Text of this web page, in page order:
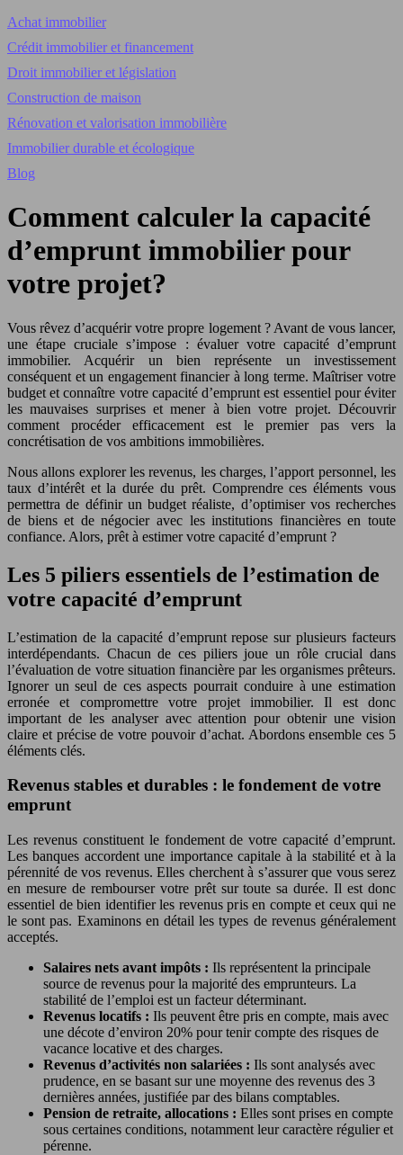
Achat immobilier
Crédit immobilier et financement
Droit immobilier et législation
Construction de maison
Rénovation et valorisation immobilière
Immobilier durable et écologique
Blog
Comment calculer la capacité
d’emprunt immobilier pour
votre projet?
Vous rêvez d’acquérir votre propre logement ? Avant de vous lancer,
une étape cruciale s’impose : évaluer votre capacité d’emprunt
immobilier. Acquérir un bien représente un investissement
conséquent et un engagement financier à long terme. Maîtriser votre
budget et connaître votre capacité d’emprunt est essentiel pour éviter
les mauvaises surprises et mener à bien votre projet. Découvrir
comment procéder efficacement est le premier pas vers la
concrétisation de vos ambitions immobilières.
Nous allons explorer les revenus, les charges, l’apport personnel, les
taux d’intérêt et la durée du prêt. Comprendre ces éléments vous
permettra de définir un budget réaliste, d’optimiser vos recherches
de biens et de négocier avec les institutions financières en toute
confiance. Alors, prêt à estimer votre capacité d’emprunt ?
Les 5 piliers essentiels de l’estimation de
votre capacité d’emprunt
L’estimation de la capacité d’emprunt repose sur plusieurs facteurs
interdépendants. Chacun de ces piliers joue un rôle crucial dans
l’évaluation de votre situation financière par les organismes prêteurs.
Ignorer un seul de ces aspects pourrait conduire à une estimation
erronée et compromettre votre projet immobilier. Il est donc
important de les analyser avec attention pour obtenir une vision
claire et précise de votre pouvoir d’achat. Abordons ensemble ces 5
éléments clés.
Revenus stables et durables : le fondement de votre
emprunt
Les revenus constituent le fondement de votre capacité d’emprunt.
Les banques accordent une importance capitale à la stabilité et à la
pérennité de vos revenus. Elles cherchent à s’assurer que vous serez
en mesure de rembourser votre prêt sur toute sa durée. Il est donc
essentiel de bien identifier les revenus pris en compte et ceux qui ne
le sont pas. Examinons en détail les types de revenus généralement
acceptés.
Salaires nets avant impôts : Ils représentent la principale
source de revenus pour la majorité des emprunteurs. La
stabilité de l’emploi est un facteur déterminant.
Revenus locatifs : Ils peuvent être pris en compte, mais avec
une décote d’environ 20% pour tenir compte des risques de
vacance locative et des charges.
Revenus d’activités non salariées : Ils sont analysés avec
prudence, en se basant sur une moyenne des revenus des 3
dernières années, justifiée par des bilans comptables.
Pension de retraite, allocations : Elles sont prises en compte
sous certaines conditions, notamment leur caractère régulier et
pérenne.